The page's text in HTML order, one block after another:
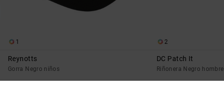
1
Reynotts
Gorra Negro niños
25,00 €
2
DC Patch It
Riñonera Negro hombre
35,00 €